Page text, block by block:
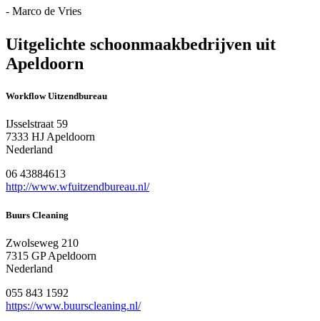
- Marco de Vries
Uitgelichte schoonmaakbedrijven uit
Apeldoorn
Workflow Uitzendbureau
IJsselstraat 59
7333 HJ Apeldoorn
Nederland
06 43884613
http://www.wfuitzendbureau.nl/
Buurs Cleaning
Zwolseweg 210
7315 GP Apeldoorn
Nederland
055 843 1592
https://www.buurscleaning.nl/